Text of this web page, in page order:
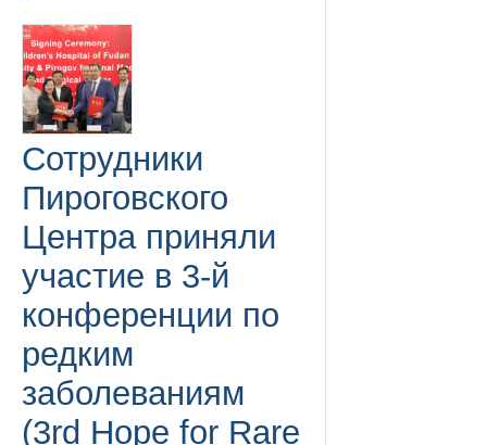
Сотрудники
Пироговского
Центра приняли
участие в 3-й
конференции по
редким
заболеваниям
(3rd Hope for Rare